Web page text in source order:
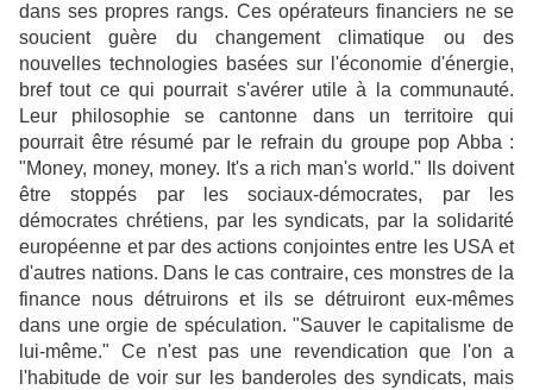
dans ses propres rangs. Ces opérateurs financiers ne se
soucient guère du changement climatique ou des
nouvelles technologies basées sur l'économie d'énergie,
bref tout ce qui pourrait s'avérer utile à la communauté.
Leur philosophie se cantonne dans un territoire qui
pourrait être résumé par le refrain du groupe pop Abba :
"Money, money, money. It's a rich man's world." Ils doivent
être stoppés par les sociaux-démocrates, par les
démocrates chrétiens, par les syndicats, par la solidarité
européenne et par des actions conjointes entre les USA et
d'autres nations. Dans le cas contraire, ces monstres de la
finance nous détruirons et ils se détruiront eux-mêmes
dans une orgie de spéculation. "Sauver le capitalisme de
lui-même." Ce n'est pas une revendication que l'on a
l'habitude de voir sur les banderoles des syndicats, mais